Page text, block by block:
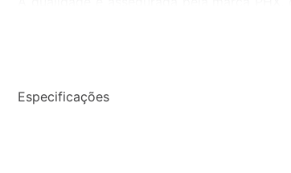
Especificações